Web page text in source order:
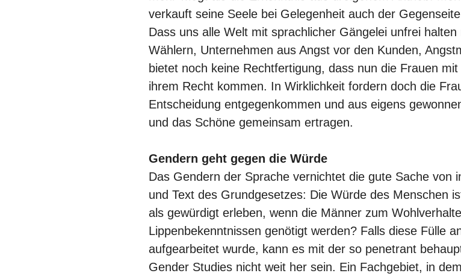
verkauft seine Seele bei Gelegenheit auch der
Dass uns alle Welt mit sprachlicher Gängelei unfrei
Wählern, Unternehmen aus Angst vor den Kunden,
bietet noch keine Rechtfertigung, dass nun die Frauen
ihrem Recht kommen. In Wirklichkeit fordern doch die
Entscheidung entgegenkommen und aus eigens
und das Schöne gemeinsam ertragen.
Gendern geht gegen die Würde
Das Gendern der Sprache vernichtet die gute Sache von
und Text des Grundgesetzes: Die Würde des Menschen
als gewürdigt erleben, wenn die Männer zum
Lippenbekenntnissen genötigt werden? Falls diese Fülle
aufgearbeitet wurde, kann es mit der so penetrant
Gender Studies nicht weit her sein. Ein Fachgebiet, in